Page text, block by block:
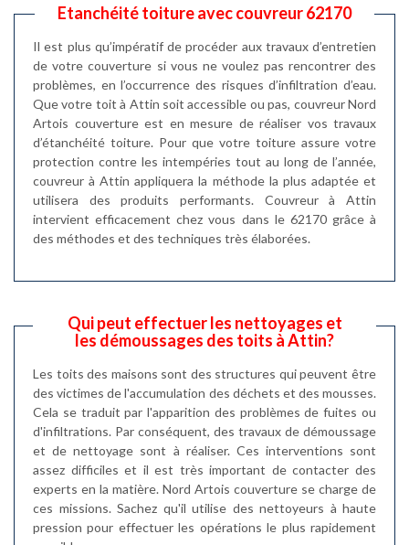
Etanchéité toiture avec couvreur 62170
Il est plus qu’impératif de procéder aux travaux d’entretien
de votre couverture si vous ne voulez pas rencontrer des
problèmes, en l’occurrence des risques d’infiltration d’eau.
Que votre toit à Attin soit accessible ou pas, couvreur Nord
Artois couverture est en mesure de réaliser vos travaux
d’étanchéité toiture. Pour que votre toiture assure votre
protection contre les intempéries tout au long de l’année,
couvreur à Attin appliquera la méthode la plus adaptée et
utilisera des produits performants. Couvreur à Attin
intervient efficacement chez vous dans le 62170 grâce à
des méthodes et des techniques très élaborées.
Qui peut effectuer les nettoyages et
les démoussages des toits à Attin?
Les toits des maisons sont des structures qui peuvent être
des victimes de l'accumulation des déchets et des mousses.
Cela se traduit par l'apparition des problèmes de fuites ou
d'infiltrations. Par conséquent, des travaux de démoussage
et de nettoyage sont à réaliser. Ces interventions sont
assez difficiles et il est très important de contacter des
experts en la matière. Nord Artois couverture se charge de
ces missions. Sachez qu'il utilise des nettoyeurs à haute
pression pour effectuer les opérations le plus rapidement